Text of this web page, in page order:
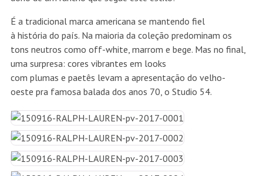
É a tradicional marca americana se mantendo fiel
à história do país. Na maioria da coleção predominam os
tons neutros como off-white, marrom e bege. Mas no final,
uma surpresa: cores vibrantes em looks
com plumas e paetês levam a apresentação do velho-
oeste pra famosa balada dos anos 70, o Studio 54.